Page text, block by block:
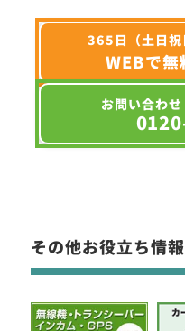
365日（土日祝
WEBで無
お問い合わせ
その他お役立ち情報